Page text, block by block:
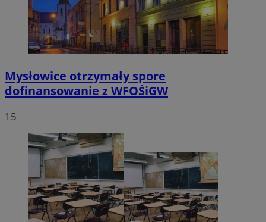
Mysłowice otrzymały spore
dofinansowanie z WFOŚiGW
15